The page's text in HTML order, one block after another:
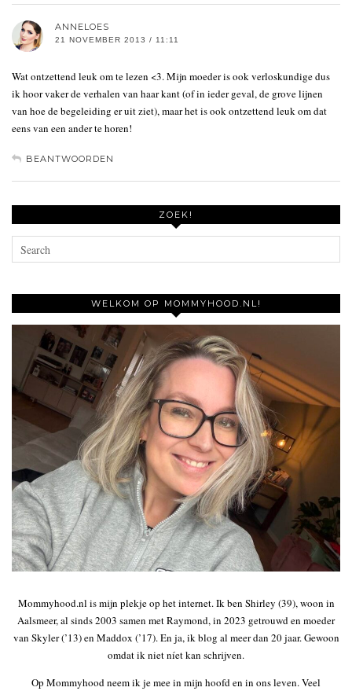
ANNELOES
21 NOVEMBER 2013 / 11:11
Wat ontzettend leuk om te lezen <3. Mijn moeder is ook verloskundige dus
ik hoor vaker de verhalen van haar kant (of in ieder geval, de grove lijnen
van hoe de begeleiding er uit ziet), maar het is ook ontzettend leuk om dat
eens van een ander te horen!
BEANTWOORDEN
ZOEK!
WELKOM OP MOMMYHOOD.NL!
Mommyhood.nl is mijn plekje op het internet. Ik ben Shirley (39), woon in
Aalsmeer, al sinds 2003 samen met Raymond, in 2023 getrouwd en moeder
van Skyler (’13) en Maddox (’17). En ja, ik blog al meer dan 20 jaar. Gewoon
omdat ik niet níet kan schrijven.
Op Mommyhood neem ik je mee in mijn hoofd en in ons leven. Veel